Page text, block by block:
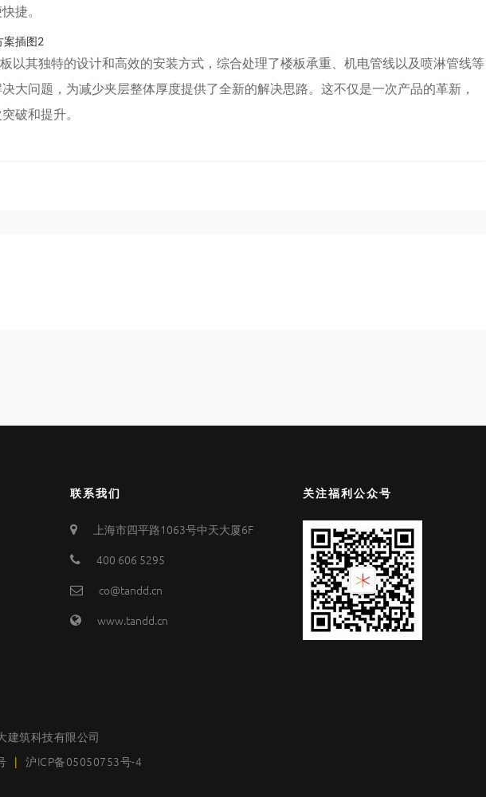
捷。
以其独特的设计和高效的安装方式，综合处理了楼板承重、机电管线以及喷淋管线等
大问题，为减少夹层整体厚度提供了全新的解决思路。这不仅是一次产品的革新，
破和提升。
联系我们
上海市四平路1063号中天大厦6F
400 606 5295
co@tandd.cn
www.tandd.cn
关注福利公众号
筑科技有限公司
| 沪ICP备05050753号-4